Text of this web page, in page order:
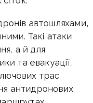
автошляхами,
Такі атаки
а й для
та евакуації.
трас
антидронових